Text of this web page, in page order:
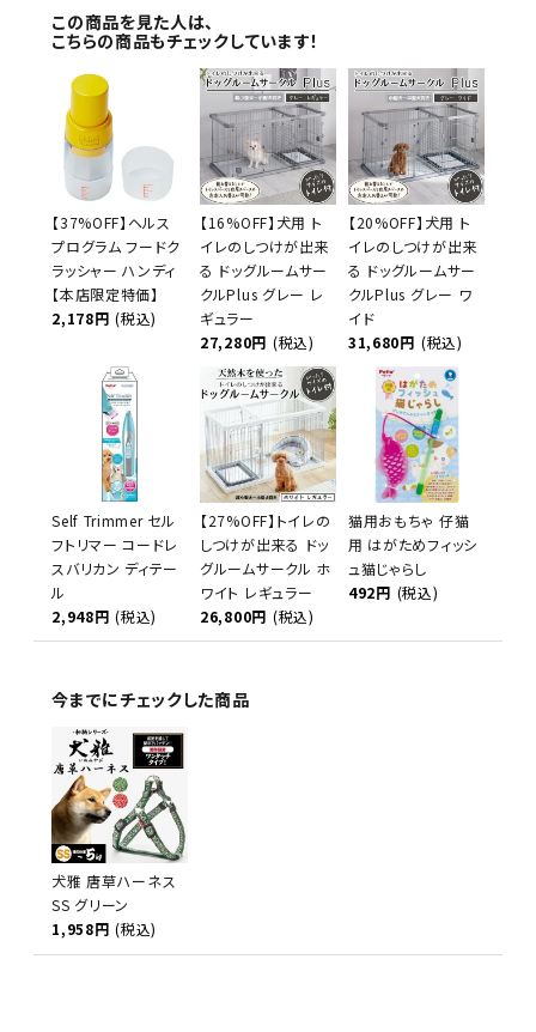
この商品を見た人は、
こちらの商品もチェックしています！
【37%OFF】ヘルス
プログラム フードク
ラッシャー ハンディ
【本店限定特価】
2,178円 (税込)
【16%OFF】犬用 ト
イレのしつけが出来
る ドッグルームサー
クルPlus グレー レ
ギュラー
27,280円 (税込)
【20%OFF】犬用 ト
イレのしつけが出来
る ドッグルームサー
クルPlus グレー ワ
イド
31,680円 (税込)
Self Trimmer セル
フトリマー コードレ
スバリカン ディテー
ル
2,948円 (税込)
【27%OFF】トイレの
しつけが出来る ドッ
グルームサークル ホ
ワイト レギュラー
26,800円 (税込)
猫用おもちゃ 仔猫
用 はがためフィッシ
ュ猫じゃらし
492円 (税込)
今までにチェックした商品
犬雅 唐草ハーネス
SS グリーン
1,958円 (税込)